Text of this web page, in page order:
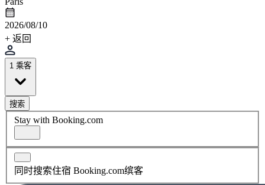
2026/08/10
+ 返回
1 乘客
搜索
Stay with Booking.com
同时搜索住宿 Booking.com缤客